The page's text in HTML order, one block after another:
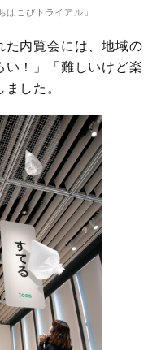
こびトライアル」
内覧会には、地域の
！」「難しいけど楽
した。